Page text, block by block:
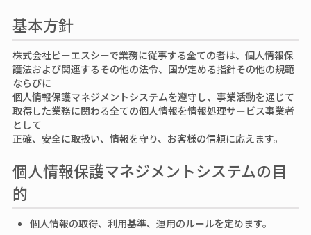
基本方針
株式会社ピーエスシーで業務に従事する全ての者は、個人情報保
護法および関連するその他の法令、国が定める指針その他の規範
ならびに
個人情報保護マネジメントシステムを遵守し、事業活動を通じて
取得した業務に関わる全ての個人情報を情報処理サービス事業者
として
正確、安全に取扱い、情報を守り、お客様の信頼に応えます。
個人情報保護マネジメントシステムの目
的
個人情報の取得、利用基準、運用のルールを定めます。